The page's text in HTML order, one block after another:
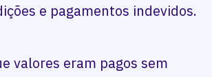
e pagamentos indevidos.
valores eram pagos sem